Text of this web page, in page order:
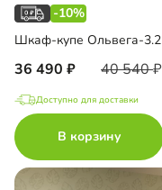
-10%
Шкаф-купе Ольвега-3.2
36 490 40 540
Доступно для доставки
В корзину